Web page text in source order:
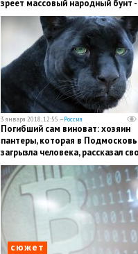
зреет массовый народный бунт -
Раде прогнозируют страшные
последствия
3 января 2018, 12:55 —Россия
Погибший сам виноват: хозяин
пантеры, которая в
загрызла человека, рассказал
версию трагедии - подробности
сюжет